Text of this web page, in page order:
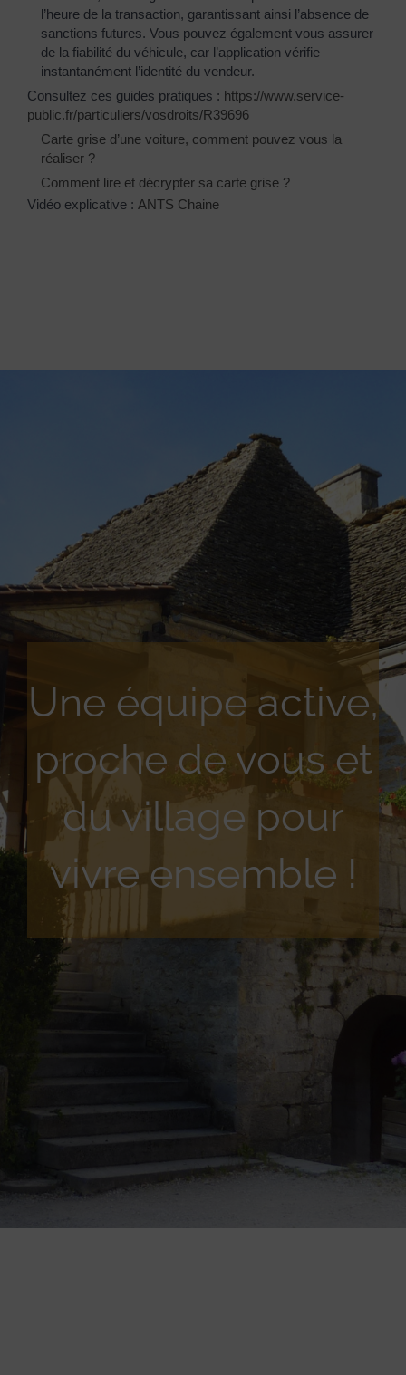
l’heure de la transaction, garantissant ainsi l’absence de
sanctions futures. Vous pouvez également vous assurer
de la fiabilité du véhicule, car l’application vérifie
instantanément l’identité du vendeur.
Consultez ces guides pratiques : https://www.service-
public.fr/particuliers/vosdroits/R39696
Carte grise d’une voiture, comment pouvez vous la
réaliser ?
Comment lire et décrypter sa carte grise ?
Vidéo explicative : ANTS Chaine
Une équipe active,
proche de vous et
du village pour
vivre ensemble !